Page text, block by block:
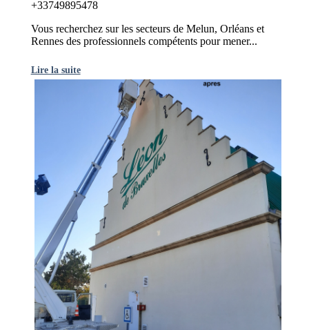
+33749895478
Vous recherchez sur les secteurs de Melun, Orléans et
Rennes des professionnels compétents pour mener...
Lire la suite